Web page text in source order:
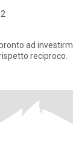
ad
reciproco.